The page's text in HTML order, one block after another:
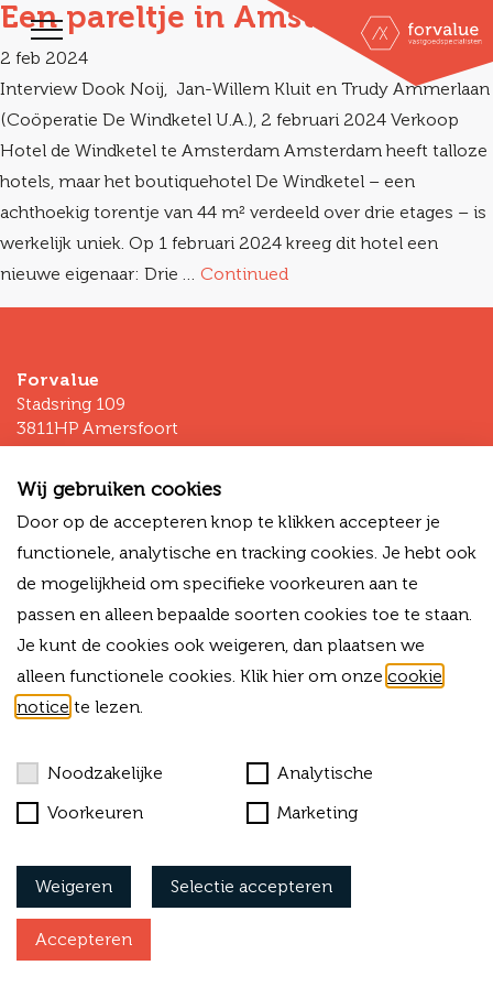
Een pareltje in Amsterdam
2 feb 2024
Interview Dook Noij, Jan-Willem Kluit en Trudy Ammerlaan
(Coöperatie De Windketel U.A.), 2 februari 2024 Verkoop
Hotel de Windketel te Amsterdam Amsterdam heeft talloze
hotels, maar het boutiquehotel De Windketel – een
achthoekig torentje van 44 m² verdeeld over drie etages – is
werkelijk uniek. Op 1 februari 2024 kreeg dit hotel een
nieuwe eigenaar: Drie … Continued
Forvalue
Stadsring 109
3811HP Amersfoort
M
+31 (0)6 -13 34 03 38
E
info@forvalue.nl
IBAN NL06RABO0325754756
KVK 42015583
BTW-ID
NL869303703B01
Cookies
Privacy
Klachtenprocedure
Wij gebruiken cookies
Door op de accepteren knop te klikken accepteer je
functionele, analytische en tracking cookies. Je hebt ook
de mogelijkheid om specifieke voorkeuren aan te
passen en alleen bepaalde soorten cookies toe te staan.
Je kunt de cookies ook weigeren, dan plaatsen we
alleen functionele cookies. Klik hier om onze cookie
notice te lezen.
Noodzakelijke
Analytische
Voorkeuren
Marketing
Weigeren Selectie accepteren
Accepteren